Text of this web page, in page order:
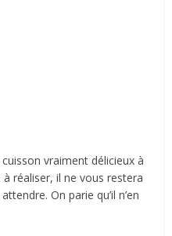
vraiment délicieux à
réaliser, il ne vous restera
On parie qu’il n’en